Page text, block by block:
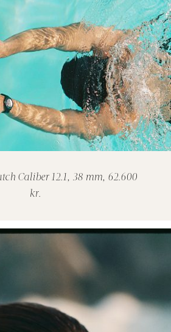
Caliber 12.1, 38 mm, 62.600
kr.